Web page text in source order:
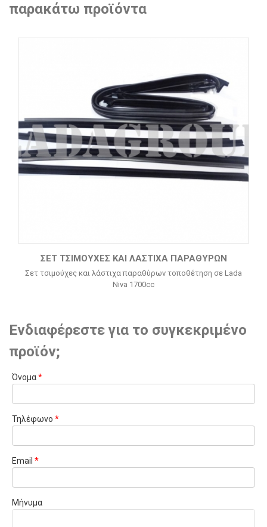
παρακάτω προϊόντα
ΣΕΤ ΤΣΙΜΟΎΧΕΣ ΚΑΙ ΛΆΣΤΙΧΑ ΠΑΡΑΘΎΡΩΝ
Σετ τσιμούχες και λάστιχα παραθύρων τοποθέτηση σε Lada
Niva 1700cc
Ενδιαφέρεστε για το συγκεκριμένο
προϊόν;
Όνομα*
Τηλέφωνο *
Email *
Μήνυμα